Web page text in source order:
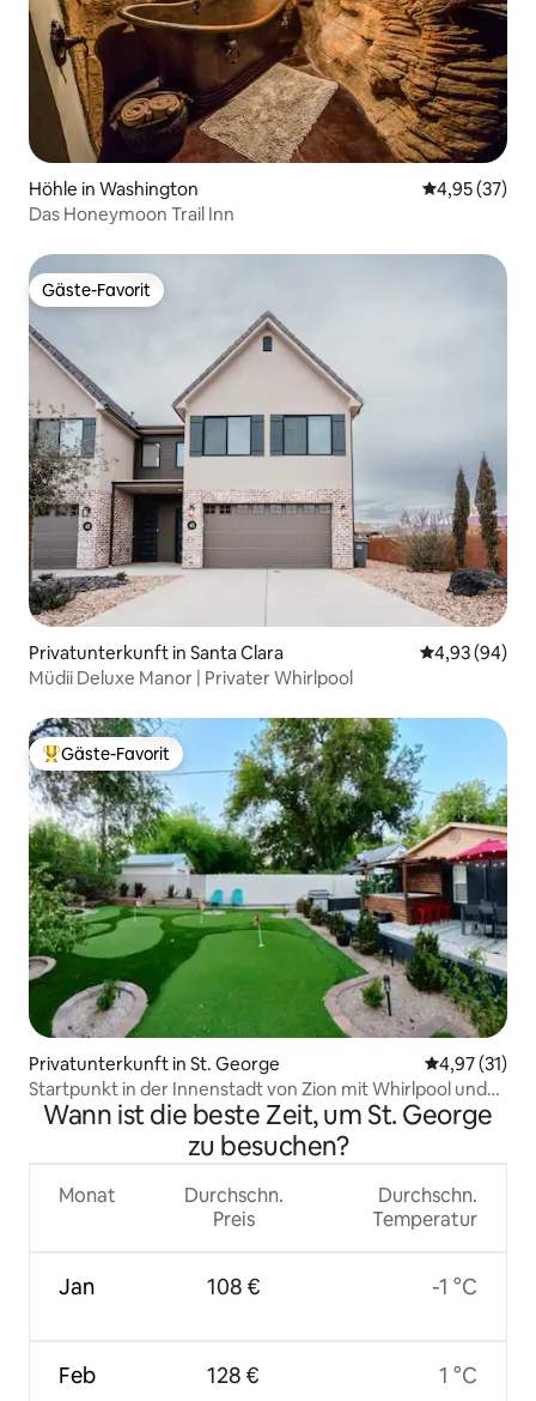
Höhle in Washington
4,95 (37)
Das Honeymoon Trail Inn
Gäste-Favorit
Gäste-Favorit
Privatunterkunft in Santa Clara
4,93 (94)
Müdii Deluxe Manor | Privater Whirlpool
Beliebter Gäste-Favorit.
Gäste-Favorit
Privatunterkunft in St. George
4,97 (31)
Startpunkt in der Innenstadt von Zion mit Whirlpool und
Golf
Wann ist die beste Zeit, um St. George
zu besuchen?
Monat
Jan
Feb
Durchschn.
Preis
108 €
128 €
Durchschn.
Temperatur
-1 °C
1 °C